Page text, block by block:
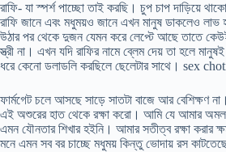
রাফি- যা স্পর্শ পাচ্ছো তাই করছি। চুপ চাপ দাড়িয়ে
রাফি জানে এবং মধুময়ও জানে এখন মানুষ ডাকলেও লাভ
উঠার পর থেকে দুজন যেমন করে লেপ্টে আছে তাতে কেউই
স্ত্রী না। এখন যদি রাফির নামে ব্লেম দেয় তা হলে
ধরে কেনো ডলাডলি করছিলে ছেলেটার সাথে। sex
ফার্মগেট চলে আসছে সাড়ে সাতটা বাজে আর বেশিক্ষণ
এই অশুরের হাত থেকে রক্ষা করো। আমি যে আমার অমল
এমন যৌনতার শিখার হইনি। আমার সতীত্ব রক্ষা করার
মনে এমন সব বর চাচ্ছে মধুময় কিন্তু ভোদায় রস